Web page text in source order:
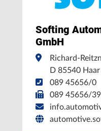
Softing
GmbH
Richard-
D 85540 Haar
089 45656/0
089 45656/